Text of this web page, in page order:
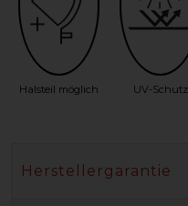
Halsteil möglich UV-Schutz
Herstellergarantie